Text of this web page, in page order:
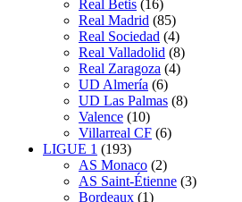
Real Betis (16)
Real Madrid (85)
Real Sociedad (4)
Real Valladolid (8)
Real Zaragoza (4)
UD Almería (6)
UD Las Palmas (8)
Valence (10)
Villarreal CF (6)
LIGUE 1 (193)
AS Monaco (2)
AS Saint-Étienne (3)
Bordeaux (1)